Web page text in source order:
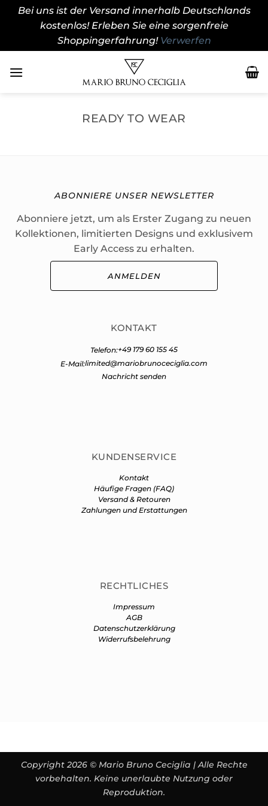
Bei uns ist der Versand innerhalb Deutschlands
kostenlos! Erleben Sie eine sorgenfreie
Shoppingerfahrung! Verwerfen
Inhalt
READY TO WEAR
ABONNIERE UNSER NEWSLETTER
Abonniere jetzt, um als Erster Zugang zu neuen
Kollektionen, limitierten Designs und exklusivem
Early Access zu erhalten.
ANMELDEN
KONTAKT
Telefon:+49 179 60 155 45
E-Mail:limited@mariobrunoceciglia.com
Nachricht senden
KUNDENSERVICE
Kontakt
Häufige Fragen (FAQ)
Versand & Retouren
Zahlungen und Erstattungen
RECHTLICHES
Impressum
AGB
Datenschutzerklärung
Widerrufsbelehrung
Copyright 2026 © Mario Bruno Ceciglia | Alle Rechte
vorbehalten. Keine unerlaubte Nutzung oder
Reproduktion.